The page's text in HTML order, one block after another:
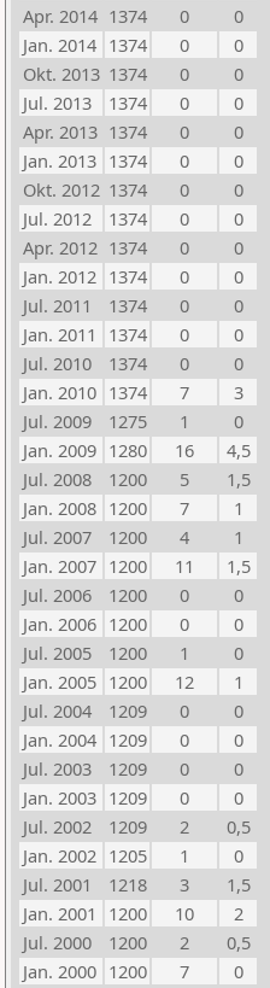
Apr. 2014 1374 0
0
Jan. 2014 1374 0
0
Okt. 2013 1374 0
0
Jul. 2013
1374 0
0
Apr. 2013 1374 0
0
Jan. 2013 1374 0
0
Okt. 2012 1374 0
0
Jul. 2012
1374 0
0
Apr. 2012 1374 0
0
Jan. 2012 1374 0
0
Jul. 2011
1374 0
0
Jan. 2011
1374 0
0
Jul. 2010
1374 0
0
Jan. 2010 1374 7
3
Jul. 2009
1275 1
0
Jan. 2009 1280 16
4,5
Jul. 2008
1200 5
1,5
Jan. 2008 1200 7
1
Jul. 2007
1200 4
1
Jan. 2007 1200 11
1,5
Jul. 2006
1200 0
0
Jan. 2006 1200 0
0
Jul. 2005
1200 1
0
Jan. 2005 1200 12
1
Jul. 2004
1209 0
0
Jan. 2004 1209 0
0
Jul. 2003
1209 0
0
Jan. 2003 1209 0
0
Jul. 2002
1209 2
0,5
Jan. 2002 1205 1
0
Jul. 2001
1218 3
1,5
Jan. 2001
1200 10
2
Jul. 2000
1200 2
0,5
Jan. 2000 1200 7
0